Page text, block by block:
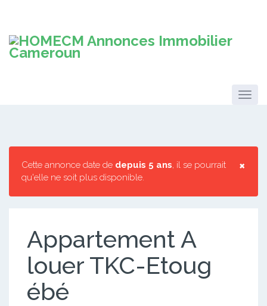
×
Cette annonce date de depuis 5 ans, il se pourrait
qu'elle ne soit plus disponible.
Appartement A
louer TKC-Etoug
ébé